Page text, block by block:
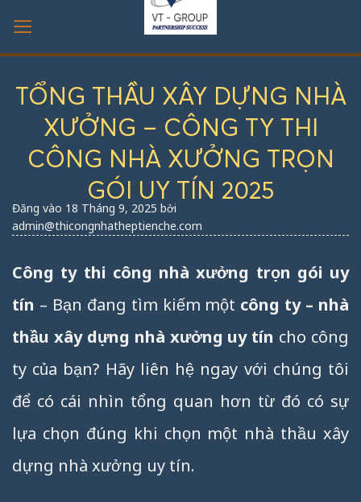
qua
nội
TỔNG THẦU XÂY DỰNG NHÀ
XƯỞNG – CÔNG TY THI
CÔNG NHÀ XƯỞNG TRỌN
GÓI UY TÍN 2025
Đăng vào 18 Tháng 9, 2025 bởi
admin@thicongnhatheptienche.com
Công ty thi công nhà xưởng trọn gói uy
tín – Bạn đang tìm kiếm một công ty – nhà
thầu xây dựng nhà xưởng uy tín cho công
ty của bạn? Hãy liên hệ ngay với chúng tôi
để có cái nhìn tổng quan hơn từ đó có sự
lựa chọn đúng khi chọn một nhà thầu xây
dựng nhà xưởng uy tín.